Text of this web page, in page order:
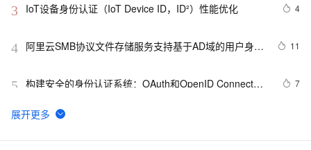
3 IoT设备身份认证（IoT Device ID，ID²）性能优化 4
4 阿里云SMB协议文件存储服务支持基于AD域的用户身份
11
5 构建安全的身份认证系统：OAuth和OpenID Connect的
7
6